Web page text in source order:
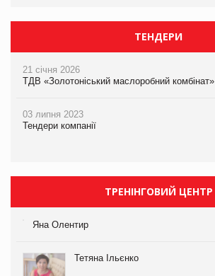
ТЕНДЕРИ
21 січня 2026
ТДВ «Золотоніський маслоробний комбінат»
03 липня 2023
Тендери компанії
ТРЕНІНГОВИЙ ЦЕНТР
Яна Олентир
Тетяна Ільєнко